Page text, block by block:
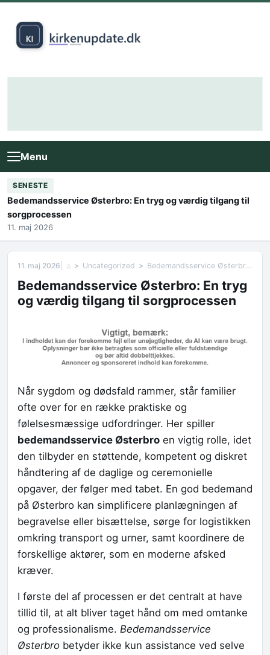
Menu
SENESTE
Bedemandsservice Østerbro: En tryg og værdig tilgang til
sorgprocessen
11. maj 2026
11. maj 2026 ⌂ Uncategorized Bedemandsservice Østerbro: En tryg og værdig tilgang til sorgprocessen
Bedemandsservice Østerbro: En tryg
og værdig tilgang til sorgprocessen
Når sygdom og dødsfald rammer, står familier
ofte over for en række praktiske og
følelsesmæssige udfordringer. Her spiller
bedemandsservice Østerbro en vigtig rolle, idet
den tilbyder en støttende, kompetent og diskret
håndtering af de daglige og ceremonielle
opgaver, der følger med tabet. En god bedemand
på Østerbro kan simplificere planlægningen af
begravelse eller bisættelse, sørge for logistikken
omkring transport og urner, samt koordinere de
forskellige aktører, som en moderne afsked
kræver.
I første del af processen er det centralt at have
tillid til, at alt bliver taget hånd om med omtanke
og professionalisme. Bedemandsservice
Østerbro betyder ikke kun assistance ved selve